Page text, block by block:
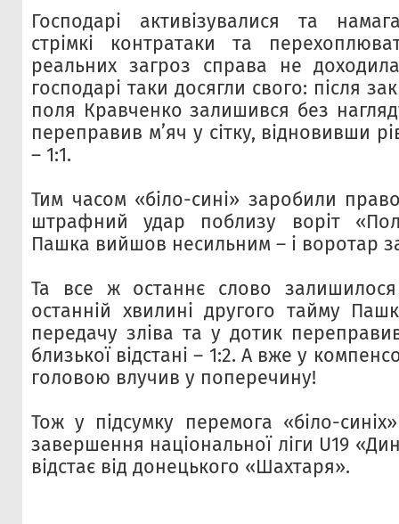
Господарі активізувалися та
стрімкі контратаки та
реальних загроз справа не
господарі таки досягли свого: після
поля Кравченко залишився без
переправив м’яч у сітку, відновивши
– 1:1.
Тим часом «біло-сині» заробили
штрафний удар поблизу воріт
Пашка вийшов несильним – і воротар
Та все ж останнє слово
останній хвилині другого тайму
передачу зліва та у дотик
близької відстані – 1:2. А вже у
головою влучив у поперечину!
Тож у підсумку перемога «біло-
завершення національної ліги U19
відстає від донецького «Шахтаря».